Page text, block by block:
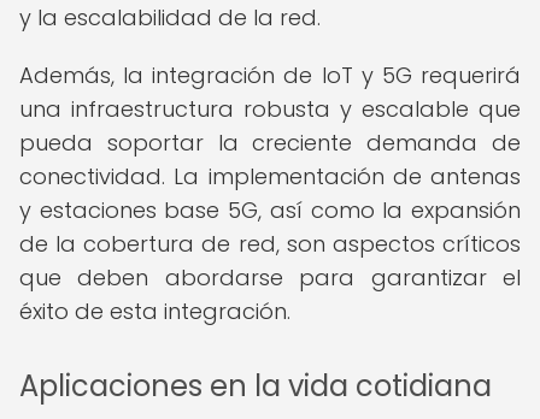
y la escalabilidad de la red.
Además, la integración de IoT y 5G requerirá
una infraestructura robusta y escalable que
pueda soportar la creciente demanda de
conectividad. La implementación de antenas
y estaciones base 5G, así como la expansión
de la cobertura de red, son aspectos críticos
que deben abordarse para garantizar el
éxito de esta integración.
Aplicaciones en la vida cotidiana